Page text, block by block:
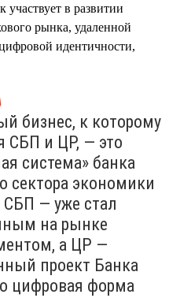
в развитии
рынка, удаленной
идентичности,
бизнес, к которому
СБП и ЦР, — это
система» банка
сектора экономики
— уже стал
на рынке
а ЦР —
проект Банка
цифровая форма